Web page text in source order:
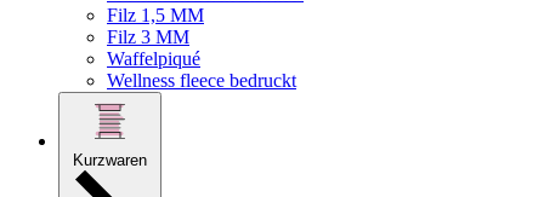
Filz 1,5 MM
Filz 3 MM
Waffelpiqué
Wellness fleece bedruckt
Kurzwaren